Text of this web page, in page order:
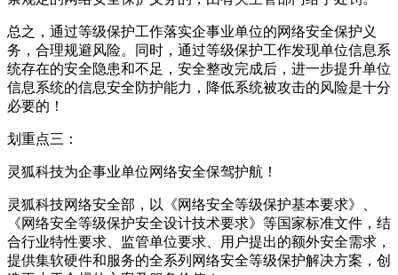
总之，通过等级保护工作落实企事业单位的网络安全保护义
务，合理规避风险。同时，通过等级保护工作发现单位信息系
统存在的安全隐患和不足，安全整改完成后，进一步提升单位
信息系统的信息安全防护能力，降低系统被攻击的风险是十分
必要的！
划重点三：
灵狐科技为企事业单位网络安全保驾护航！
灵狐科技网络安全部，以《网络安全等级保护基本要求》、
《网络安全等级保护安全设计技术要求》等国家标准文件，结
合行业特性要求、监管单位要求、用户提出的额外安全需求，
提供集软硬件和服务的全系列网络安全等级保护解决方案，创